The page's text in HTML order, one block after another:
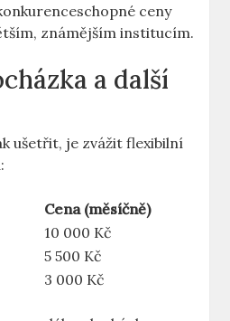
ceny
známějším institucím.
a další
ušetřit, je zvážit flexibilní
Cena (měsíčně)
10 000 Kč
5 500 Kč
3 000 Kč